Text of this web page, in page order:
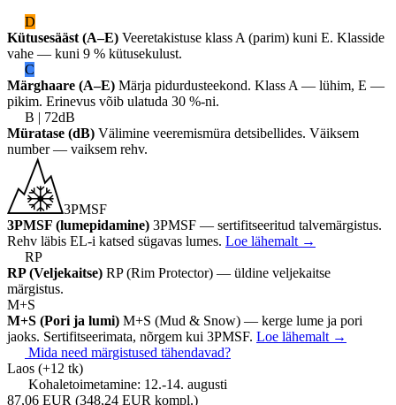
D
Kütusesääst (A–E) Veeretakistuse klass A (parim) kuni E. Klasside
vahe — kuni 9 % kütusekulust.
C
Märghaare (A–E) Märja pidurdusteekond. Klass A — lühim, E —
pikim. Erinevus võib ulatuda 30 %-ni.
B | 72dB
Müratase (dB) Välimine veeremismüra detsibellides. Väiksem
number — vaiksem rehv.
3PMSF
3PMSF (lumepidamine) 3PMSF — sertifitseeritud talvemärgistus.
Rehv läbis EL-i katsed sügavas lumes. Loe lähemalt →
RP
RP (Veljekaitse) RP (Rim Protector) — üldine veljekaitse
märgistus.
M+S
M+S (Pori ja lumi) M+S (Mud & Snow) — kerge lume ja pori
jaoks. Sertifitseerimata, nõrgem kui 3PMSF. Loe lähemalt →
Mida need märgistused tähendavad?
Laos (+12 tk)
Kohaletoimetamine: 12.-14. augusti
87,06 EUR (348,24 EUR kompl.)